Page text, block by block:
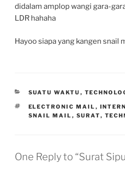
didalam amplop wangi gara-
LDR hahaha
Hayoo siapa yang kangen snail
CATEGORIES
SUATU WAKTU ,
TAGS
ELECTRONIC MAIL ,
SNAIL MAIL , SURAT,
One Reply to “Surat